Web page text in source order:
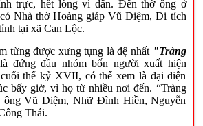
trực, hết lòng vì dân. Đền thờ ông ở
Nhà thờ Hoàng giáp Vũ Diệm, Di tích
tại xã Can Lộc.
từng được xưng tụng là đệ nhất "Tràng
đứng đầu nhóm bốn người xuất hiện
thế kỷ XVII, có thể xem là đại diện
bấy giờ, vì họ từ nhiều nơi đến. “Tràng
ông Vũ Diệm, Nhữ Đình Hiền, Nguyễn
Thái.